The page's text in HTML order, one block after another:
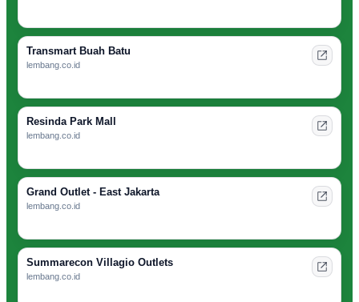
Transmart Buah Batu
lembang.co.id
Resinda Park Mall
lembang.co.id
Grand Outlet - East Jakarta
lembang.co.id
Summarecon Villagio Outlets
lembang.co.id